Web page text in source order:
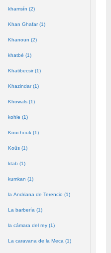
khamsín (2)
Khan Ghafar (1)
Khanoun (2)
khatbé (1)
Khatibecsir (1)
Khazindar (1)
Khowals (1)
kohle (1)
Kouchouk (1)
Koûs (1)
ktab (1)
kumkan (1)
la Andriana de Terencio (1)
La barbería (1)
la cámara del rey (1)
La caravana de la Meca (1)